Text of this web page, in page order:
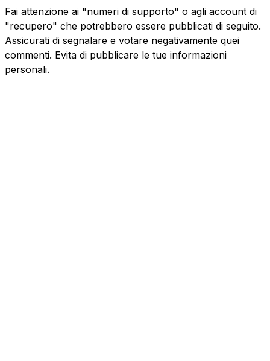
Fai attenzione ai "numeri di supporto" o agli account di
"recupero" che potrebbero essere pubblicati di seguito.
Assicurati di segnalare e votare negativamente quei
commenti. Evita di pubblicare le tue informazioni
personali.